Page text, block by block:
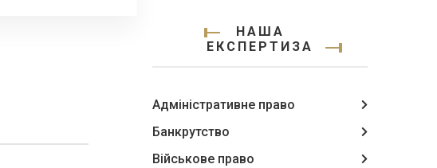
НАША
ЕКСПЕРТИЗА
Адміністративне право
Банкрутство
Військове право